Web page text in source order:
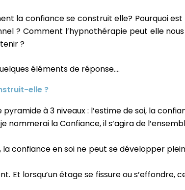
la confiance se construit elle? Pourquoi
? Comment l’hypnothérapie peut elle
?
éléments de réponse….
elle ?
à 3 niveaux : l’estime de soi, la
la Confiance, il s’agira de
la confiance en soi ne peut se développer
Et lorsqu’un étage se fissure ou s’effondre,